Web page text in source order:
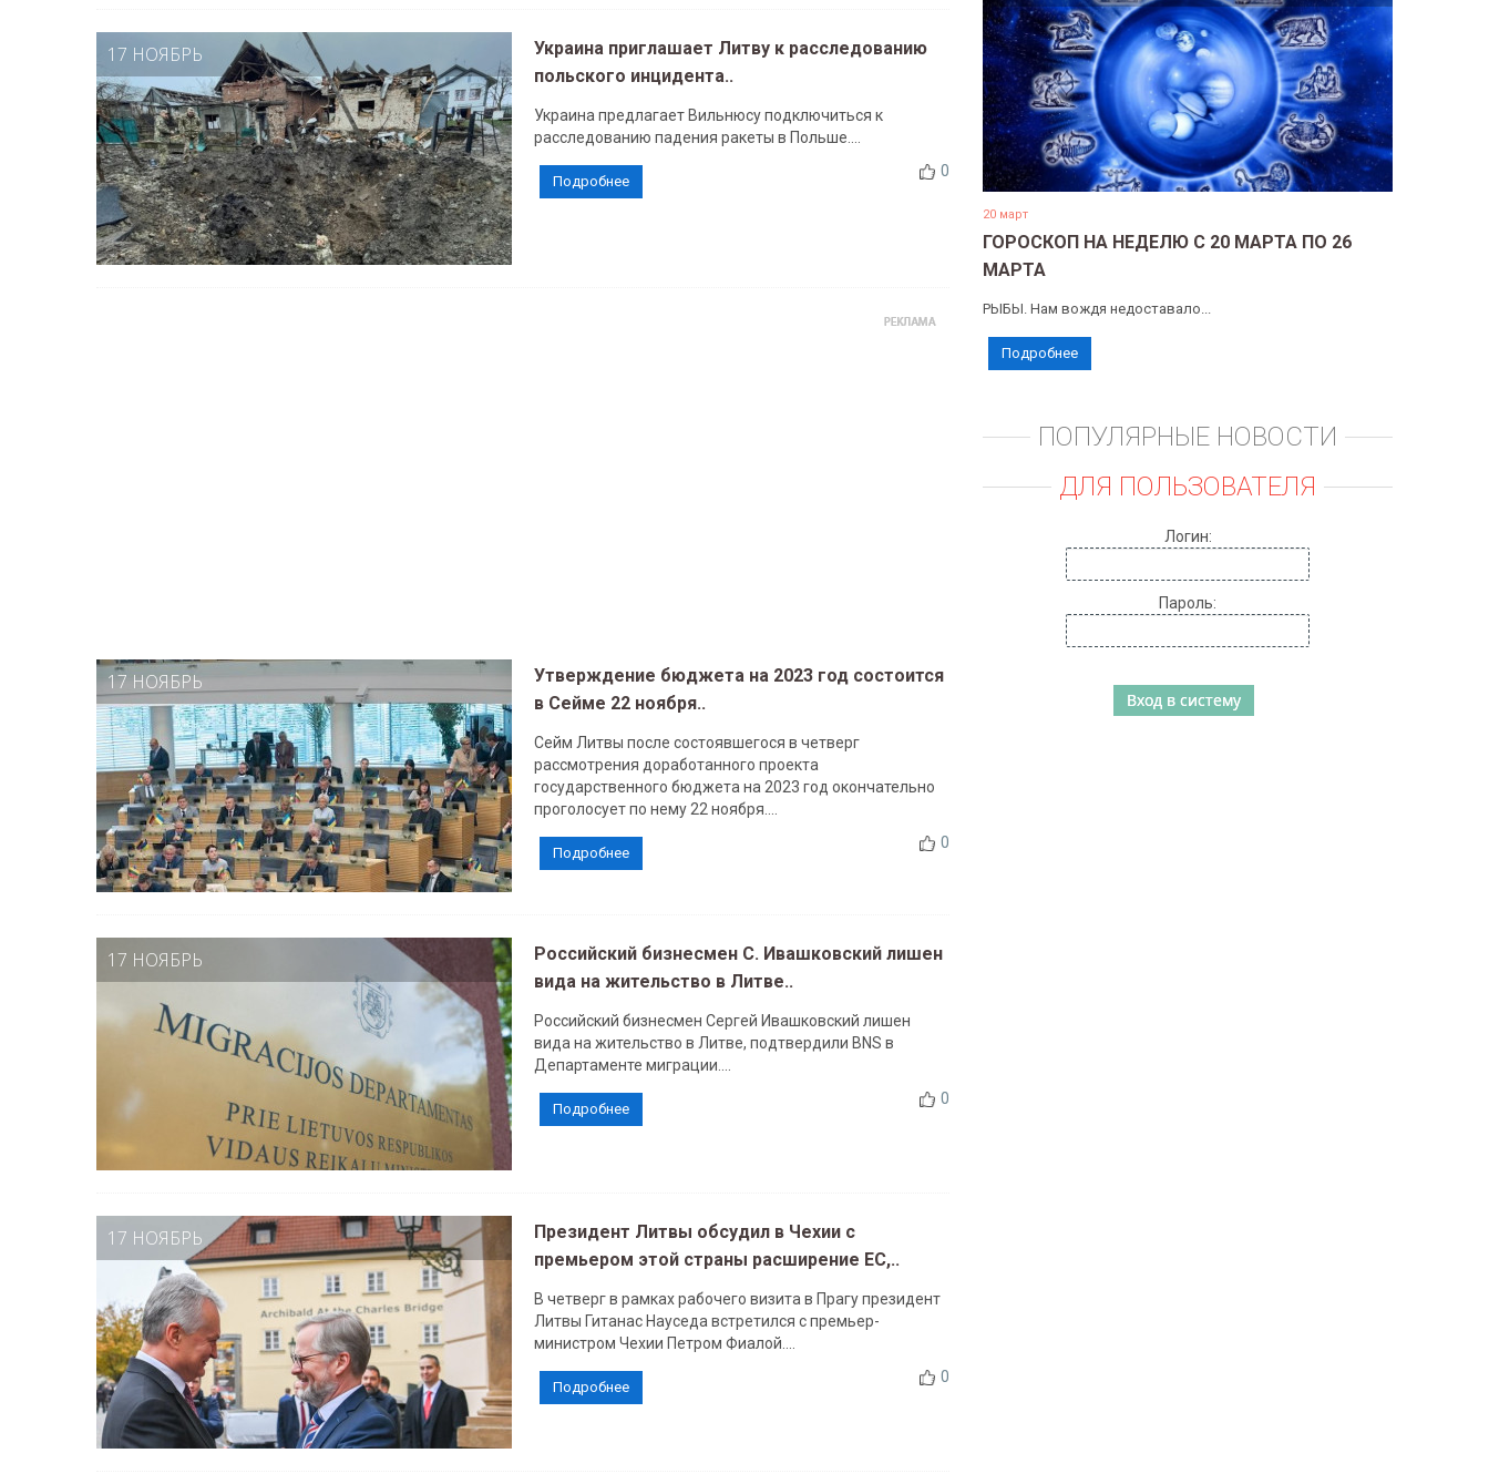
17 НОЯБРЬ
Украина приглашает Литву к расследованию
польского инцидента..
Украина предлагает Вильнюсу подключиться к
расследованию падения ракеты в Польше....
0
Подробнее
17 НОЯБРЬ
Утверждение бюджета на 2023 год состоится
в Сейме 22 ноября..
Сейм Литвы после состоявшегося в четверг
рассмотрения доработанного проекта
государственного бюджета на 2023 год окончательно
проголосует по нему 22 ноября....
0
Подробнее
17 НОЯБРЬ
Российский бизнесмен С. Ивашковский лишен
вида на жительство в Литве..
Российский бизнесмен Сергей Ивашковский лишен
вида на жительство в Литве, подтвердили BNS в
Департаменте миграции....
0
Подробнее
17 НОЯБРЬ
Президент Литвы обсудил в Чехии с
премьером этой страны расширение ЕС,..
В четверг в рамках рабочего визита в Прагу президент
Литвы Гитанас Науседа встретился с премьер-
министром Чехии Петром Фиалой....
0
Подробнее
20 март
ГОРОСКОП НА НЕДЕЛЮ С 20 МАРТА ПО 26
МАРТА
РЫБЫ. Нам вождя недоставало...
Подробнее
ПОПУЛЯРНЫЕ НОВОСТИ
ДЛЯ ПОЛЬЗОВАТЕЛЯ
Логин:
Пароль: